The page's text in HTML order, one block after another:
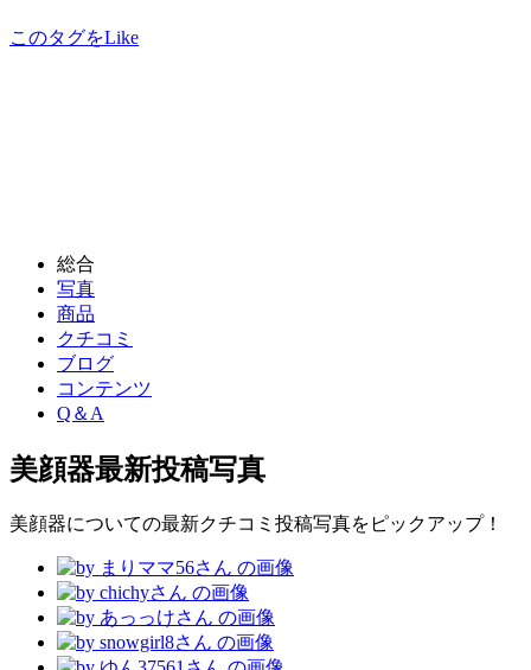
このタグをLike
総合
写真
商品
クチコミ
ブログ
コンテンツ
Q＆A
美顔器最新投稿写真
美顔器についての最新クチコミ投稿写真をピックアップ！